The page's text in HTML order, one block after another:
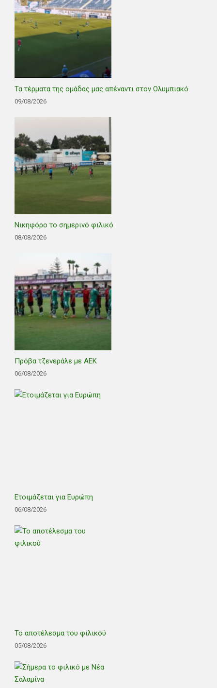
Τα τέρματα της ομάδας μας απέναντι στον Ολυμπιακό
09/08/2026
Νικηφόρο το σημερινό φιλικό
08/08/2026
Πρόβα τζενεράλε με ΑΕΚ
06/08/2026
Ετοιμάζεται για Ευρώπη
06/08/2026
Το αποτέλεσμα του φιλικού
05/08/2026